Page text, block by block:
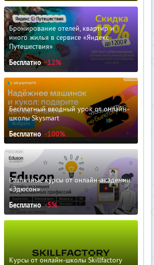
Бронирование отелей, квартир и
иного жилья в сервисе «Яндекс
Путешествия»
Бесплатно -12%
Бесплатный вводный урок от онлайн-
школы Skysmart
Бесплатно -100%
Различные курсы от онлайн-академии
«Эдюсон»
Бесплатно -5%
Курсы от онлайн-школы Skillfactory